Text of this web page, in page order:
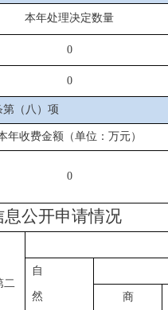
本年处理决定数量
0
0
第（八）项
年收费金额（单位：万元）
0
公开申请情况
二
自
然 商